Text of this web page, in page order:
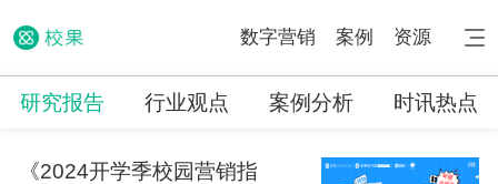
数字营销 案例 资源
研究报告 行业观点 案例分析 时讯热点
《2024开学季校园营销指